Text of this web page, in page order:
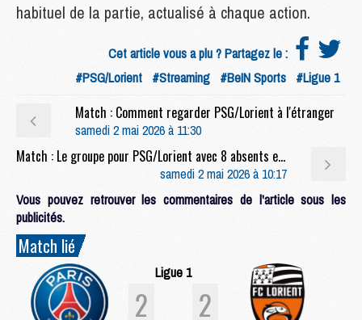
habituel de la partie, actualisé à chaque action.
Cet article vous a plu ? Partagez le :
#PSG/Lorient #Streaming #BeIN Sports #Ligue 1
Match : Comment regarder PSG/Lorient à l'étranger
samedi 2 mai 2026 à 11:30
Match : Le groupe pour PSG/Lorient avec 8 absents et le plein de jeunes
samedi 2 mai 2026 à 10:17
Vous pouvez retrouver les commentaires de l'article sous les
publicités.
Match lié
Ligue 1
2 2